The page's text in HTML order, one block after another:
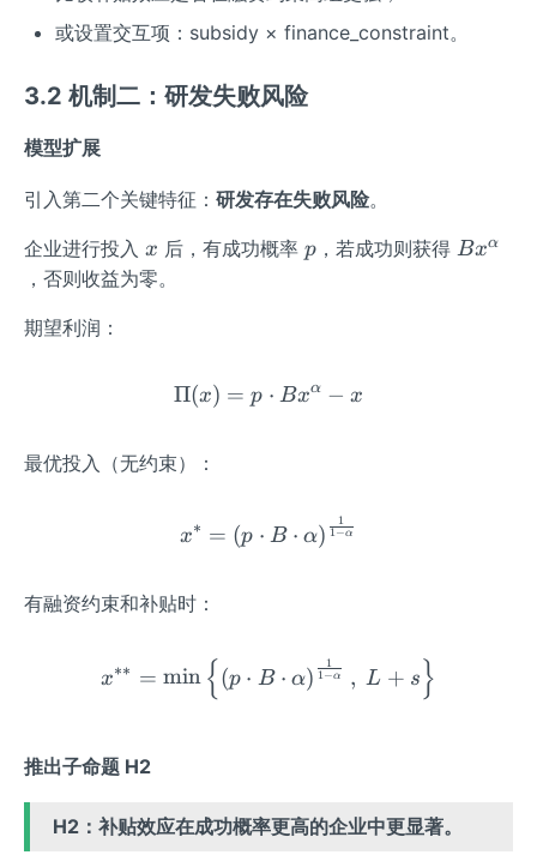
或设置交互项：subsidy × finance_constraint。
3.2 机制二：研发失败风险
模型扩展
引入第二个关键特征： 研发存在失败风险。
企业进行投入 x
x 后，有成功概率 p
p ，若成功则获得 B
Bxα
，否则收益为零。
期望利润：
\Pi(x) = p \cdot
Π(x) = p ⋅ Bxα − x
最优投入（无约束）：
x^* = \left( p \cdot B
x∗ = (p ⋅ B ⋅ α) 1−α
1
有融资约束和补贴时：
x^{**} = \min\left\{
x∗∗ = min { (p ⋅ B ⋅ α) 1−α
1
, L + s }
推出子命题 H2
H2：补贴效应在成功概率更高的企业中更显著。